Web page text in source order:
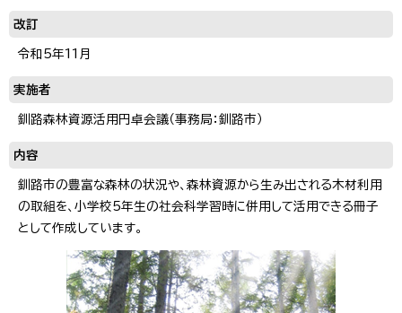
改訂
令和5年11月
実施者
釧路森林資源活用円卓会議（事務局：釧路市）
内容
釧路市の豊富な森林の状況や、森林資源から生み出される木材利用
の取組を、小学校5年生の社会科学習時に併用して活用できる冊子
として作成しています。